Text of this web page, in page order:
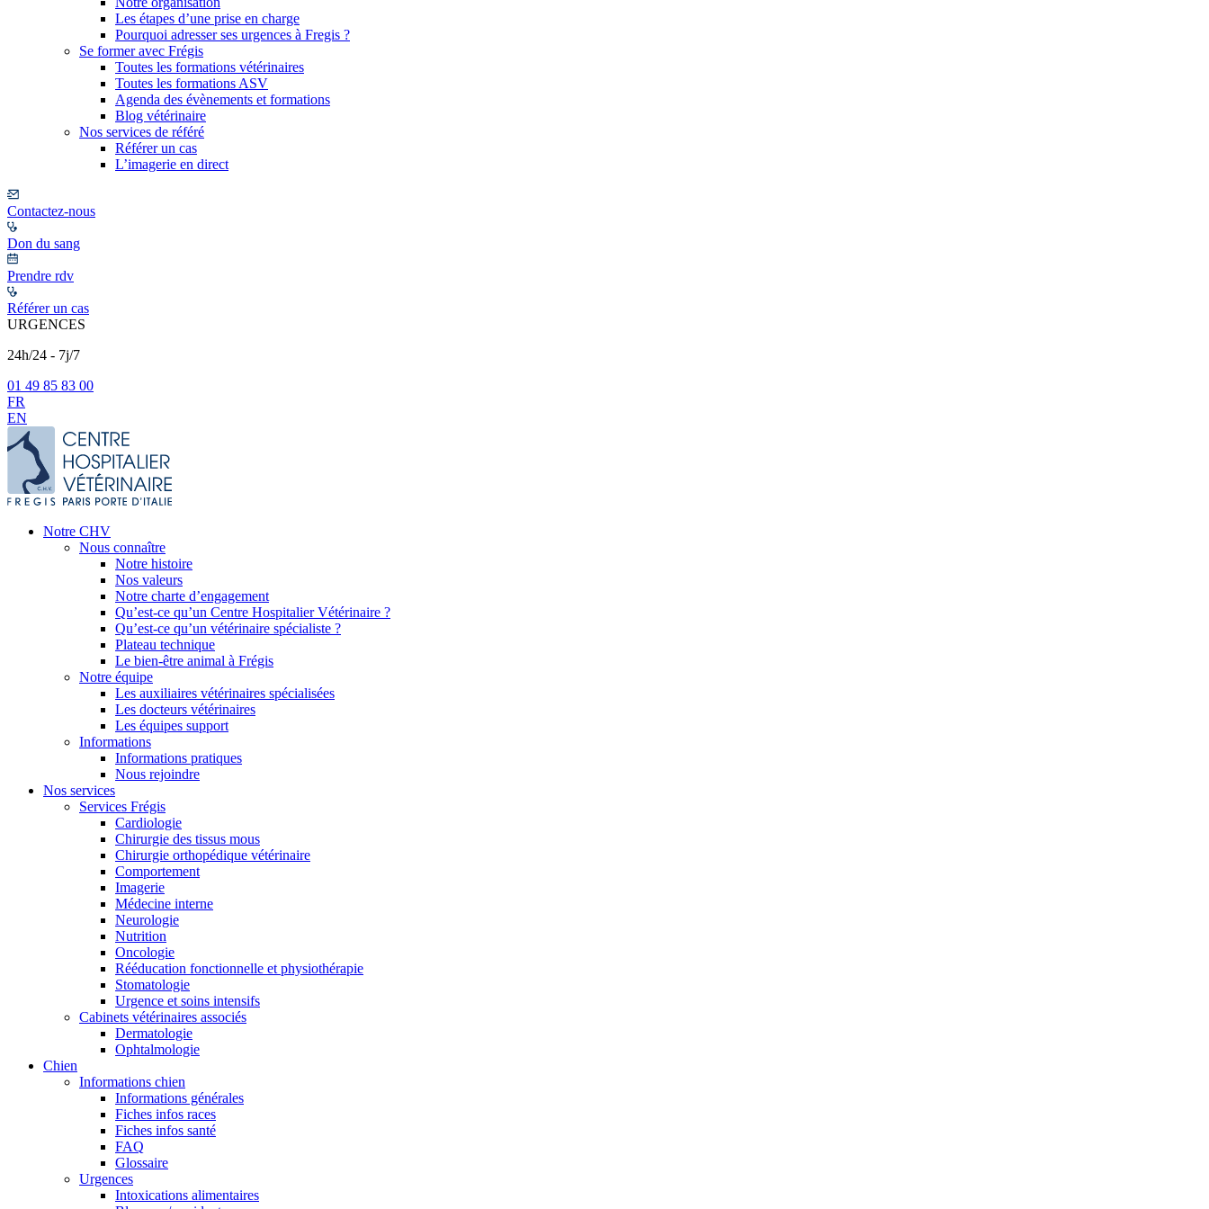
Les étapes d’une prise en charge
Pourquoi adresser ses urgences à Fregis ?
Se former avec Frégis
Toutes les formations vétérinaires
Toutes les formations ASV
Agenda des évènements et formations
Blog vétérinaire
Nos services de référé
Référer un cas
L’imagerie en direct
Contactez-nous
Don du sang
Prendre rdv
Référer un cas
URGENCES
24h/24 - 7j/7
01 49 85 83 00
FR
EN
Notre CHV
Nous connaître
Notre histoire
Nos valeurs
Notre charte d’engagement
Qu’est-ce qu’un Centre Hospitalier Vétérinaire ?
Qu’est-ce qu’un vétérinaire spécialiste ?
Plateau technique
Le bien-être animal à Frégis
Notre équipe
Les auxiliaires vétérinaires spécialisées
Les docteurs vétérinaires
Les équipes support
Informations
Informations pratiques
Nous rejoindre
Nos services
Services Frégis
Cardiologie
Chirurgie des tissus mous
Chirurgie orthopédique vétérinaire
Comportement
Imagerie
Médecine interne
Neurologie
Nutrition
Oncologie
Rééducation fonctionnelle et physiothérapie
Stomatologie
Urgence et soins intensifs
Cabinets vétérinaires associés
Dermatologie
Ophtalmologie
Chien
Informations chien
Informations générales
Fiches infos races
Fiches infos santé
FAQ
Glossaire
Urgences
Intoxications alimentaires